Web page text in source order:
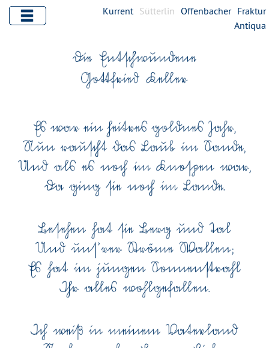
Kurrent Sütterlin Offenbacher Fraktur
Antiqua